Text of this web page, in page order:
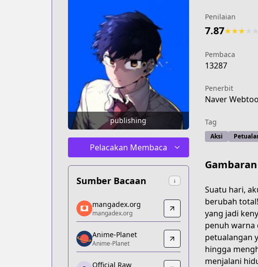
publishing
Pelacakan Membaca
Sumber Bacaan ↓
mangadex.org
mangadex.org
https://mangadex.org/title/6994b74a-2ecd-
Anime-Planet
Anime-Planet
https://www.anime-planet.com/manga/player
mangadex.org
mangadex.org
Anime-Planet
Anime-Planet
Official Raw
Penilaian
7.87★★★
Pembaca
13287
Penerbit
Naver
Tag
Aksi
Suatu hari,
berubah
yang jadi
penuh warna
petualangan
hingga
menjalani